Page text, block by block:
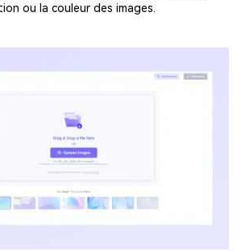
ou la couleur des images.